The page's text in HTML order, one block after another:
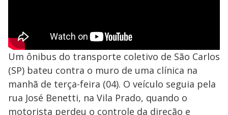
Um ônibus do transporte coletivo de São Carlos
(SP) bateu contra o muro de uma clínica na
manhã de terça-feira (04). O veículo seguia pela
rua José Benetti, na Vila Prado, quando o
motorista perdeu o controle da direção e